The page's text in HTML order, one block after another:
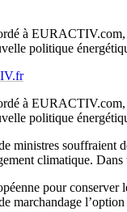
à
politique
à
politique
ministres
climatique.
pour
marchandage